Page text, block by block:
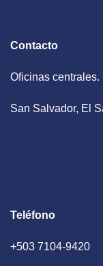
Contacto
Oficinas centrales.
San Salvador, El
Teléfono
+503 7104-9420